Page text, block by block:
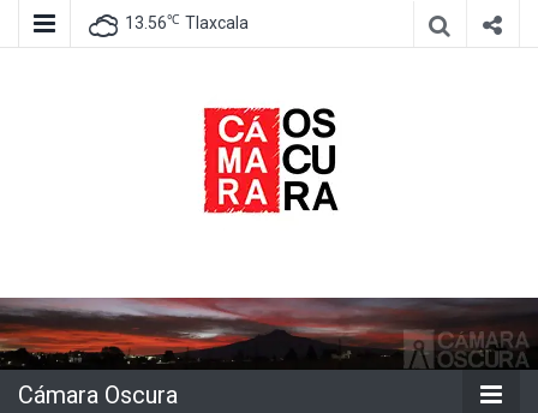
13.56℃ Tlaxcala
Cámara
Oscura
Cámara Oscura